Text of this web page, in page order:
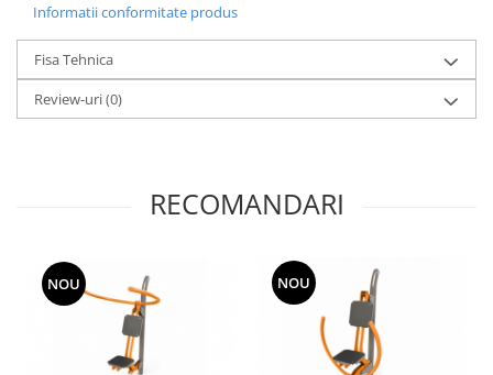
Informatii conformitate produs
Fisa Tehnica
Review-uri(0)
RECOMANDARI
NOU NOU